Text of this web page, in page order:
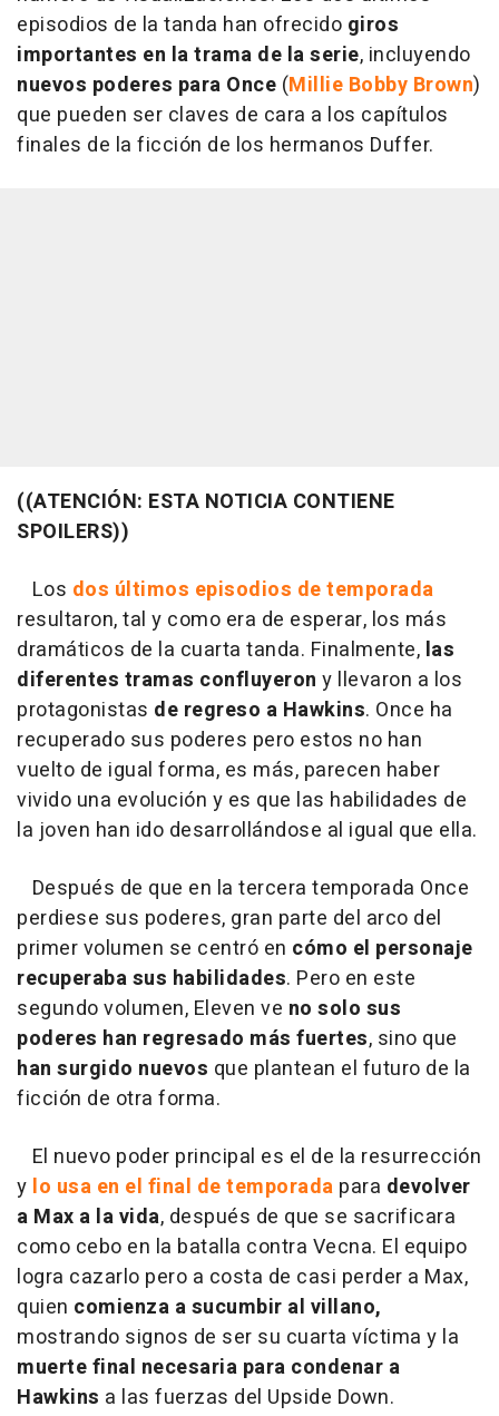
episodios de la tanda han ofrecido giros
importantes en la trama de la serie, incluyendo
nuevos poderes para Once (Millie Bobby Brown)
que pueden ser claves de cara a los capítulos
finales de la ficción de los hermanos Duffer.
((ATENCIÓN: ESTA NOTICIA CONTIENE
SPOILERS))
Los dos últimos episodios de temporada
resultaron, tal y como era de esperar, los más
dramáticos de la cuarta tanda. Finalmente, las
diferentes tramas confluyeron y llevaron a los
protagonistas de regreso a Hawkins. Once ha
recuperado sus poderes pero estos no han
vuelto de igual forma, es más, parecen haber
vivido una evolución y es que las habilidades de
la joven han ido desarrollándose al igual que ella.
Después de que en la tercera temporada Once
perdiese sus poderes, gran parte del arco del
primer volumen se centró en cómo el personaje
recuperaba sus habilidades. Pero en este
segundo volumen, Eleven ve no solo sus
poderes han regresado más fuertes, sino que
han surgido nuevos que plantean el futuro de la
ficción de otra forma.
El nuevo poder principal es el de la resurrección
y lo usa en el final de temporada para devolver
a Max a la vida, después de que se sacrificara
como cebo en la batalla contra Vecna. El equipo
logra cazarlo pero a costa de casi perder a Max,
quien comienza a sucumbir al villano,
mostrando signos de ser su cuarta víctima y la
muerte final necesaria para condenar a
Hawkins a las fuerzas del Upside Down.